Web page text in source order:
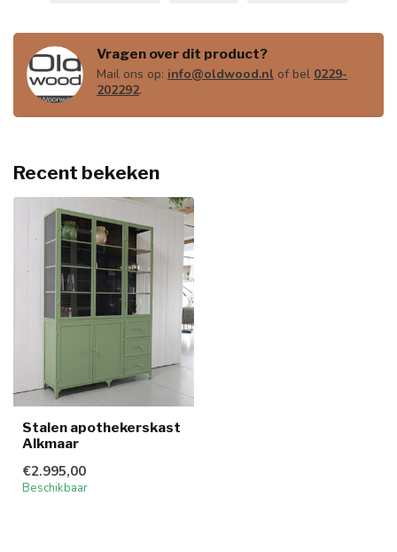
Vragen over dit product?
Mail ons op: info@oldwood.nl of bel 0229-
202292.
Recent bekeken
Stalen apothekerskast
Alkmaar
€2.995,00
Beschikbaar